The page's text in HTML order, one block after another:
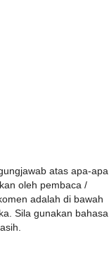
atas apa-apa
oleh pembaca /
adalah di bawah
Sila gunakan bahasa